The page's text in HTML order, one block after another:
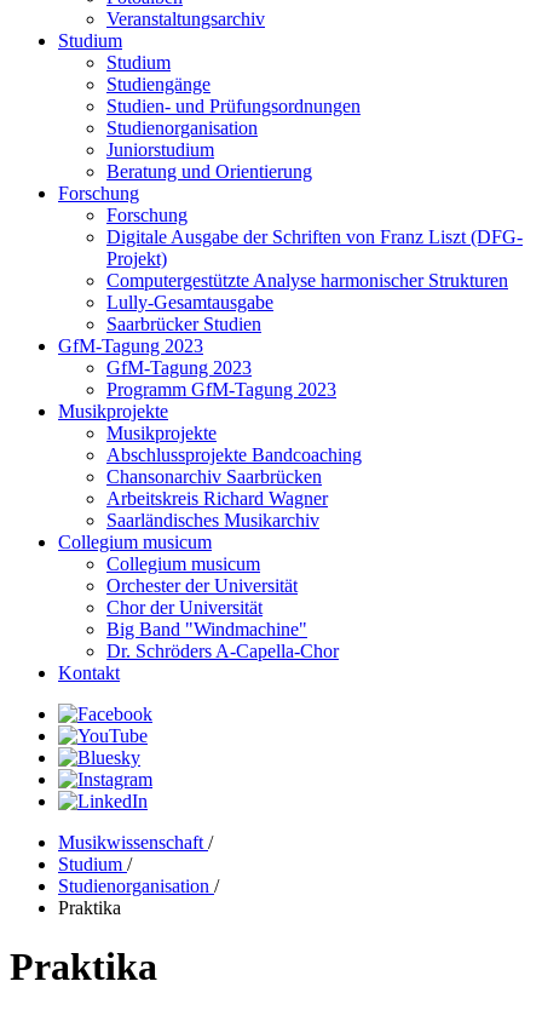
Veranstaltungsarchiv
Studium
Studium
Studiengänge
Studien- und Prüfungsordnungen
Studienorganisation
Juniorstudium
Beratung und Orientierung
Forschung
Forschung
Digitale Ausgabe der Schriften von Franz Liszt (DFG-
Projekt)
Computergestützte Analyse harmonischer Strukturen
Lully-Gesamtausgabe
Saarbrücker Studien
GfM-Tagung 2023
GfM-Tagung 2023
Programm GfM-Tagung 2023
Musikprojekte
Musikprojekte
Abschlussprojekte Bandcoaching
Chansonarchiv Saarbrücken
Arbeitskreis Richard Wagner
Saarländisches Musikarchiv
Collegium musicum
Collegium musicum
Orchester der Universität
Chor der Universität
Big Band "Windmachine"
Dr. Schröders A-Capella-Chor
Kontakt
Musikwissenschaft /
Studium /
Studienorganisation /
Praktika
Praktika